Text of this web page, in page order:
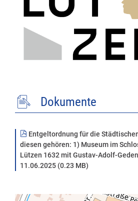
Dokumente
Entgeltordnung für die
diesen gehören: 1) Museum im
Lützen 1632 mit Gustav-Adolf-
11.06.2025 (0.23 MB)